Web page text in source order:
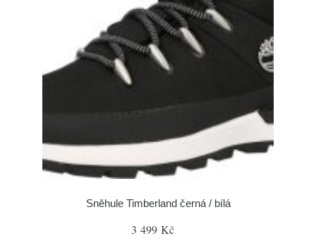
Sněhule Timberland černá / bílá
3 499 Kč